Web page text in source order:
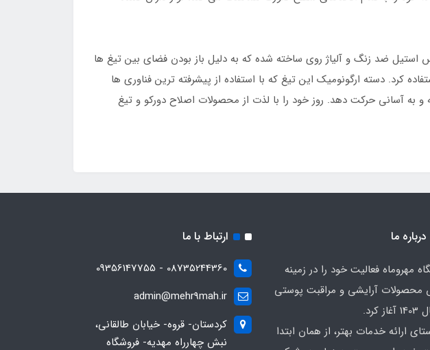
استیل ضد زنگ و آلیاژ روی ساخته شده که به دلیل باز بودن فضای بین تیغ ها
کرد. دسته ارگونومیک این تیغ که با استفاده از پیشرفته ترین فناوری ها
به آسانی حرکت دهد. روز خود را با لذت از محصولات اصلاح دورکو و تیغ
درباره ما
مهروماه فعالیت خود را در زمینه
محصولات آرایشی و مراقبت پوستی
کرد.
ارائه خدمات بهتر، از همان ابتدا
ارتباط با ما
08735244360 - 09356147755
admin@mehr9mah.ir
کردستان- قروه- خیابان طالقانی،
نبش چهارراه مهدیه- فروشگاه